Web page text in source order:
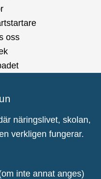
oss
näringslivet, skolan,
verkligen fungerar.
inte annat anges)